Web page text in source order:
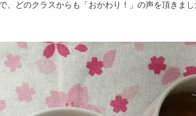
、どのクラスからも「おかわり！」の声を頂きまし